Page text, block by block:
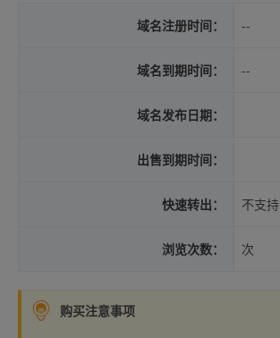
域名注册时间： --
域名到期时间： --
域名发布日期：
出售到期时间：
快速转出： 不支持
浏览次数： 次
购买注意事项